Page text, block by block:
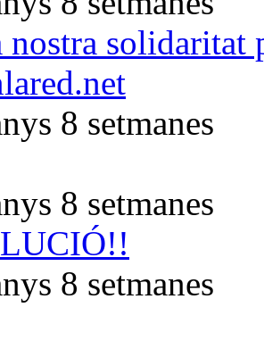
nostra solidaritat
8 setmanes
8 setmanes
8 setmanes